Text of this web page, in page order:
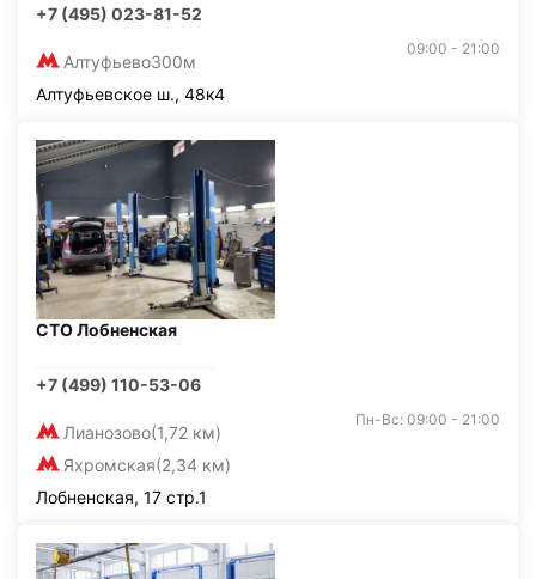
+7 (495) 023-81-52
Алтуфьево300м
09:00 - 21:00
Алтуфьевское ш., 48к4
СТО Лобненская
+7 (499) 110-53-06
Лианозово(1,72 км)
Яхромская(2,34 км)
Пн-Вс: 09:00 - 21:00
Лобненская, 17 стр.1